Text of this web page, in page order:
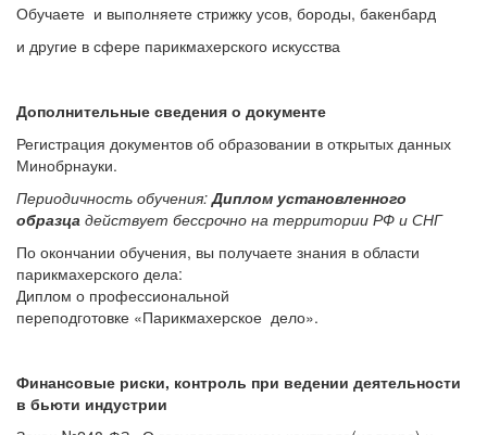
Обучаете и выполняете стрижку усов, бороды, бакенбард
и другие в сфере парикмахерского искусства
Дополнительные сведения о документе
Регистрация документов об образовании в открытых данных
Минобрнауки.
Периодичность обучения:Диплом установленного
образца действует бессрочно на территории РФ и СНГ
По окончании обучения, вы получаете знания в области
парикмахерского дела:
Диплом о профессиональной
переподготовке «Парикмахерское дело».
Финансовые риски, контроль при ведении деятельности
в бьюти индустрии